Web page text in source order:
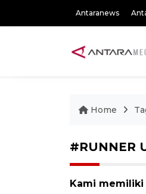
Antaranews
Home
#RUNNER
Kami memiliki